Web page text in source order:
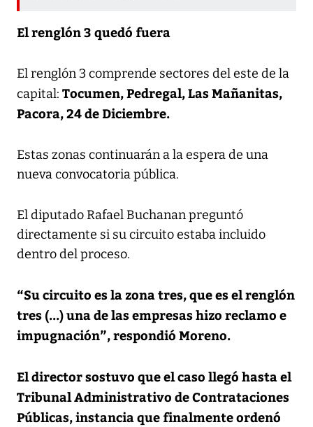
El renglón 3 quedó fuera
El renglón 3 comprende sectores del este de la
capital: Tocumen, Pedregal, Las Mañanitas,
Pacora, 24 de Diciembre.
Estas zonas continuarán a la espera de una
nueva convocatoria pública.
El diputado Rafael Buchanan preguntó
directamente si su circuito estaba incluido
dentro del proceso.
“Su circuito es la zona tres, que es el renglón
tres (...) una de las empresas hizo reclamo e
impugnación”, respondió Moreno.
El director sostuvo que el caso llegó hasta el
Tribunal Administrativo de Contrataciones
Públicas, instancia que finalmente ordenó